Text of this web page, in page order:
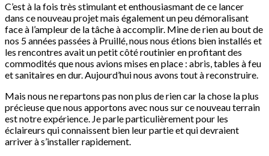
C’est à la fois très stimulant et enthousiasmant de ce lancer
dans ce nouveau projet mais également un peu démoralisant
face à l’ampleur de la tâche à accomplir. Mine de rien au bout de
nos 5 années passées à Pruillé, nous nous étions bien installés et
les rencontres avait un petit côté routinier en profitant des
commodités que nous avions mises en place : abris, tables à feu
et sanitaires en dur. Aujourd’hui nous avons tout à reconstruire.
Mais nous ne repartons pas non plus de rien car la chose la plus
précieuse que nous apportons avec nous sur ce nouveau terrain
est notre expérience. Je parle particulièrement pour les
éclaireurs qui connaissent bien leur partie et qui devraient
arriver à s’installer rapidement.